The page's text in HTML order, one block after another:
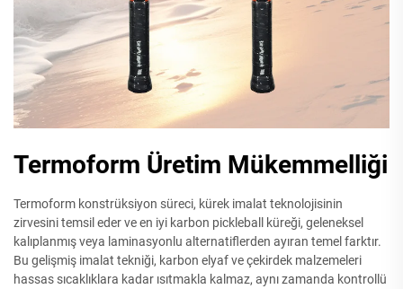
Termoform Üretim Mükemmelliği
Termoform konstrüksiyon süreci, kürek imalat teknolojisinin
zirvesini temsil eder ve en iyi karbon pickleball küreği, geleneksel
kalıplanmış veya laminasyonlu alternatiflerden ayıran temel farktır.
Bu gelişmiş imalat tekniği, karbon elyaf ve çekirdek malzemeleri
hassas sıcaklıklara kadar ısıtmakla kalmaz, aynı zamanda kontrollü